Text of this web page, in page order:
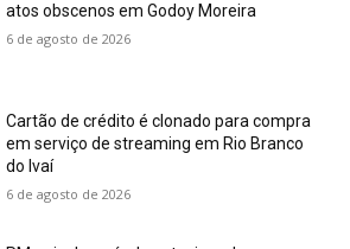
atos obscenos em Godoy Moreira
6 de agosto de 2026
Cartão de crédito é clonado para compra
em serviço de streaming em Rio Branco
do Ivaí
6 de agosto de 2026